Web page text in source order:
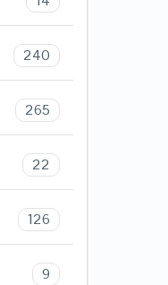
240
265
22
126
9